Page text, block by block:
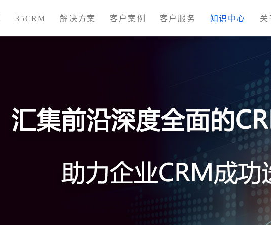
35CRM 解决方案 客户案例 客户服务 知识中心 关